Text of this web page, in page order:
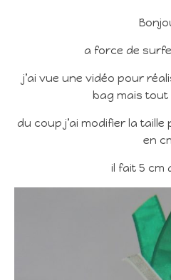
a force de
j’ai vue une vidéo pour
bag mais tout
du coup j’ai modifier la taille
en
il fait 5 cm